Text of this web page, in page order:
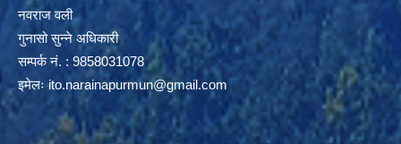
नवराज वली
गुनासो सुन्ने अधिकारी
सम्पर्क नं. : 9858031078
इमेलःito.narainapurmun@gmail.com